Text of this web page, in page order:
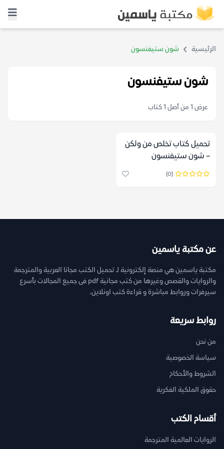
الرئيسية شون ستيفنسون
شون ستيفنسون
عرض 1 من أصل 1 كتاب
تحميل كتاب تخلص من ولكن
– شون ستيفنسون
(0)
عن مكتبة ياسمين
مكتبة ياسمين هي منصة إلكترونية لـ تحميل الكتب مجانا العربية والمترجمة
والروايات والقصص وغيرها من كتب مجانية pdf فى جميع المجالات بأسرع
سيرفرات وروابط مباشرة و قراءة كتب اونلاين.
روابط سريعة
من نحن
سياسة الخصوصية
الشروط والأحكام
حقوق الملكية الفكرية
أقسام الكتب
الروايات العالمية المترجمة